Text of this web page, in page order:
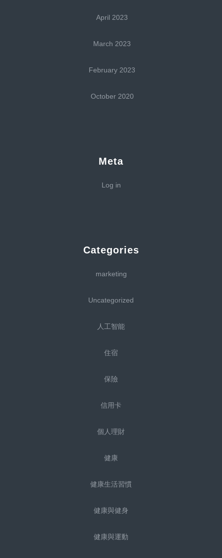
April 2023
March 2023
February 2023
October 2020
Meta
Log in
Categories
marketing
Uncategorized
人工智能
住宿
保險
信用卡
個人理財
健康
健康生活習慣
健康與健身
健康與運動